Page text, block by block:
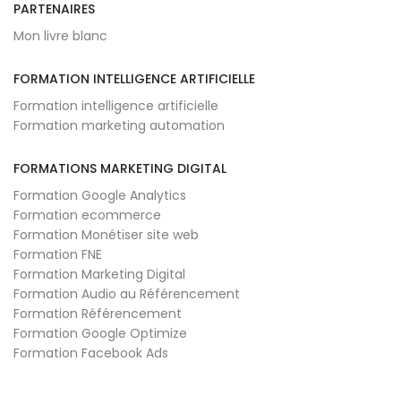
PARTENAIRES
Mon livre blanc
FORMATION INTELLIGENCE ARTIFICIELLE
Formation intelligence artificielle
Formation marketing automation
FORMATIONS MARKETING DIGITAL
Formation Google Analytics
Formation ecommerce
Formation Monétiser site web
Formation FNE
Formation Marketing Digital
Formation Audio au Référencement
Formation Référencement
Formation Google Optimize
Formation Facebook Ads